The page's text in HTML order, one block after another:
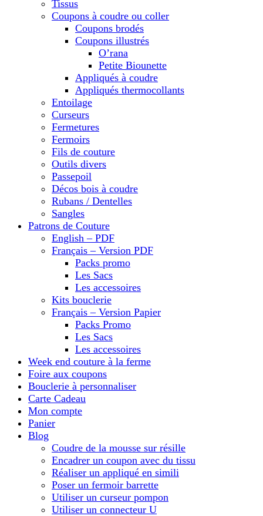
Tissus
Coupons à coudre ou coller
Coupons brodés
Coupons illustrés
O’rana
Petite Biounette
Appliqués à coudre
Appliqués thermocollants
Entoilage
Curseurs
Fermetures
Fermoirs
Fils de couture
Outils divers
Passepoil
Décos bois à coudre
Rubans / Dentelles
Sangles
Patrons de Couture
English – PDF
Français – Version PDF
Packs promo
Les Sacs
Les accessoires
Kits bouclerie
Français – Version Papier
Packs Promo
Les Sacs
Les accessoires
Week end couture à la ferme
Foire aux coupons
Bouclerie à personnaliser
Carte Cadeau
Mon compte
Panier
Blog
Coudre de la mousse sur résille
Encadrer un coupon avec du tissu
Réaliser un appliqué en simili
Poser un fermoir barrette
Utiliser un curseur pompon
Utiliser un connecteur U